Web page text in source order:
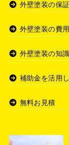
外壁塗装の保
外壁塗装の費用
外壁塗装の知識
補助金を活用
無料お見積